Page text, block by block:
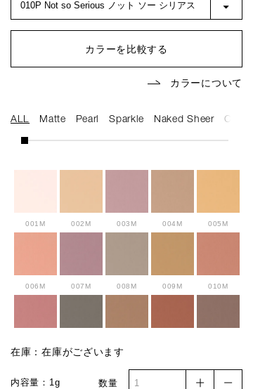
カラーを比較する
カラーについて
ALL Matte Pearl Sparkle Naked Sheer Cream
001M 002M 003M 004M 005M
006M 007M 008M 009M 010M
011M 012M 013M
在庫：在庫がございます
内容量：1g 数量